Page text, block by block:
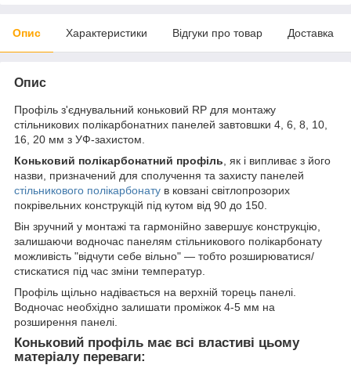
Опис Характеристики Відгуки про товар Доставка
Опис
Профіль з'єднувальний коньковий RP для монтажу
стільникових полікарбонатних панелей завтовшки 4, 6, 8, 10,
16, 20 мм з УФ-захистом.
Коньковий полікарбонатний профіль , як і випливає з його
назви, призначений для сполучення та захисту панелей
стільникового полікарбонату в ковзані світлопрозорих
покрівельних конструкцій під кутом від 90 до 150.
Він зручний у монтажі та гармонійно завершує конструкцію,
залишаючи водночас панелям стільникового полікарбонату
можливість "відчути себе вільно" — тобто розширюватися/
стискатися під час зміни температур.
Профіль щільно надівається на верхній торець панелі.
Водночас необхідно залишати проміжок 4-5 мм на
розширення панелі.
Коньковий профіль має всі властиві цьому
матеріалу переваги: